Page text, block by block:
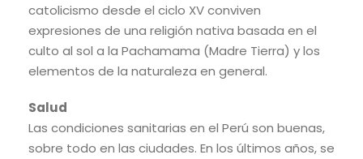
catolicismo desde el ciclo XV conviven
expresiones de una religión nativa basada en el
culto al sol a la Pachamama (Madre Tierra) y los
elementos de la naturaleza en general.
Salud
Las condiciones sanitarias en el Perú son buenas,
sobre todo en las ciudades. En los últimos años, se